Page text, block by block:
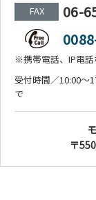
FAX
06-
※携帯電話、IP電話
受付時間／10:00～
で
〒